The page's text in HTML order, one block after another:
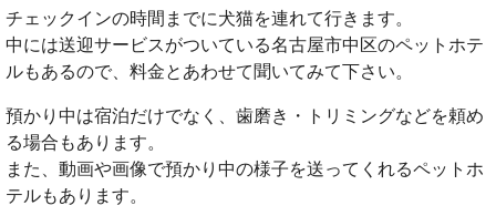
チェックインの時間までに犬猫を連れて行きます。
中には送迎サービスがついている名古屋市中区のペットホテ
ルもあるので、料金とあわせて聞いてみて下さい。
預かり中は宿泊だけでなく、歯磨き・トリミングなどを頼め
る場合もあります。
また、動画や画像で預かり中の様子を送ってくれるペットホ
テルもあります。